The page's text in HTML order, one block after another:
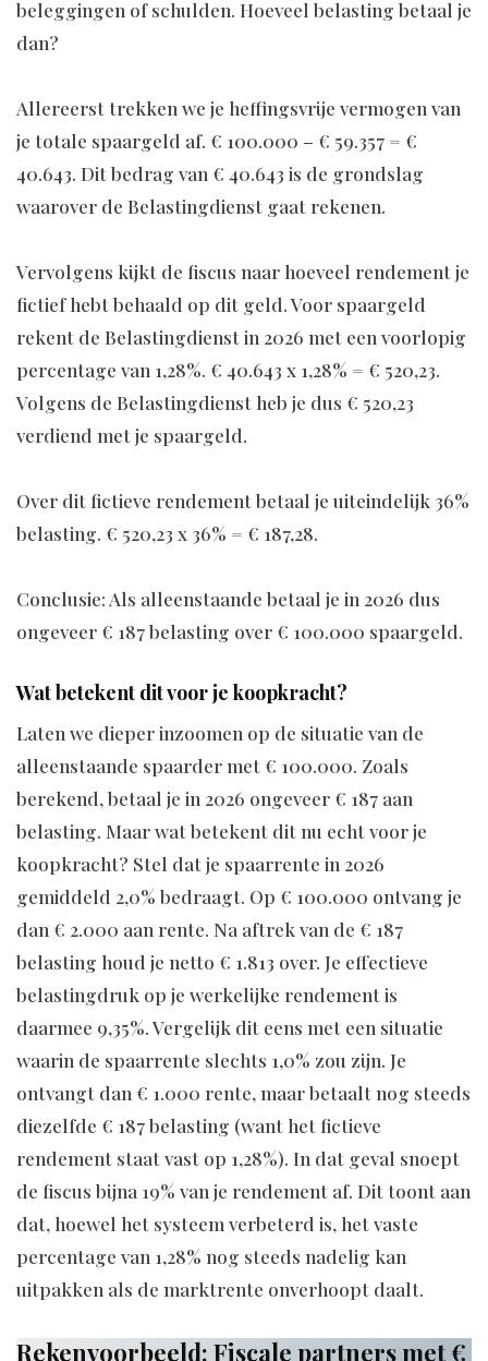
beleggingen of schulden. Hoeveel belasting betaal je
dan?
Allereerst trekken we je heffingsvrije vermogen van
je totale spaargeld af. € 100.000 – € 59.357 = €
40.643. Dit bedrag van € 40.643 is de grondslag
waarover de Belastingdienst gaat rekenen.
Vervolgens kijkt de fiscus naar hoeveel rendement je
fictief hebt behaald op dit geld. Voor spaargeld
rekent de Belastingdienst in 2026 met een voorlopig
percentage van 1,28%. € 40.643 x 1,28% = € 520,23.
Volgens de Belastingdienst heb je dus € 520,23
verdiend met je spaargeld.
Over dit fictieve rendement betaal je uiteindelijk 36%
belasting. € 520,23 x 36% = € 187,28.
Conclusie: Als alleenstaande betaal je in 2026 dus
ongeveer € 187 belasting over € 100.000 spaargeld.
Wat betekent dit voor je koopkracht?
Laten we dieper inzoomen op de situatie van de
alleenstaande spaarder met € 100.000. Zoals
berekend, betaal je in 2026 ongeveer € 187 aan
belasting. Maar wat betekent dit nu echt voor je
koopkracht? Stel dat je spaarrente in 2026
gemiddeld 2,0% bedraagt. Op € 100.000 ontvang je
dan € 2.000 aan rente. Na aftrek van de € 187
belasting houd je netto € 1.813 over. Je effectieve
belastingdruk op je werkelijke rendement is
daarmee 9,35%. Vergelijk dit eens met een situatie
waarin de spaarrente slechts 1,0% zou zijn. Je
ontvangt dan € 1.000 rente, maar betaalt nog steeds
diezelfde € 187 belasting (want het fictieve
rendement staat vast op 1,28%). In dat geval snoept
de fiscus bijna 19% van je rendement af. Dit toont aan
dat, hoewel het systeem verbeterd is, het vaste
percentage van 1,28% nog steeds nadelig kan
uitpakken als de marktrente onverhoopt daalt.
Rekenvoorbeeld: Fiscale partners met €